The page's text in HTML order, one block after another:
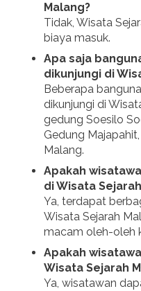
Malang?
Tidak, Wisata
biaya masuk.
Apa saja
dikunjungi di
Beberapa
dikunjungi di
gedung Soesilo
Gedung
Malang.
Apakah
di Wisata
Ya, terdapat
Wisata Sejarah
macam oleh-oleh
Apakah
Wisata Sejarah
Ya, wisatawan